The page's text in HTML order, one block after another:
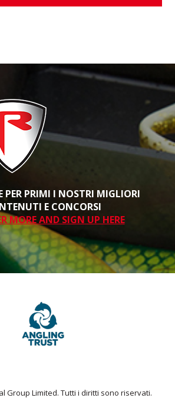
PER PRIMI I NOSTRI MIGLIORI
E CONCORSI
MORE AND SIGN UP HERE
Group Limited. Tutti i diritti sono riservati.